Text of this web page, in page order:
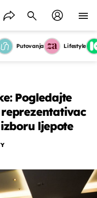
Putovanja Lifestyle
Pogledajte
ljepote